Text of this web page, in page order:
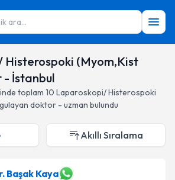
ara...
Histerospoki (Myom,Kist
- İstanbul
toplam 10 Laparoskopi/ Histerospoki
doktor - uzman bulundu
Akıllı Sıralama
Başak Kaya